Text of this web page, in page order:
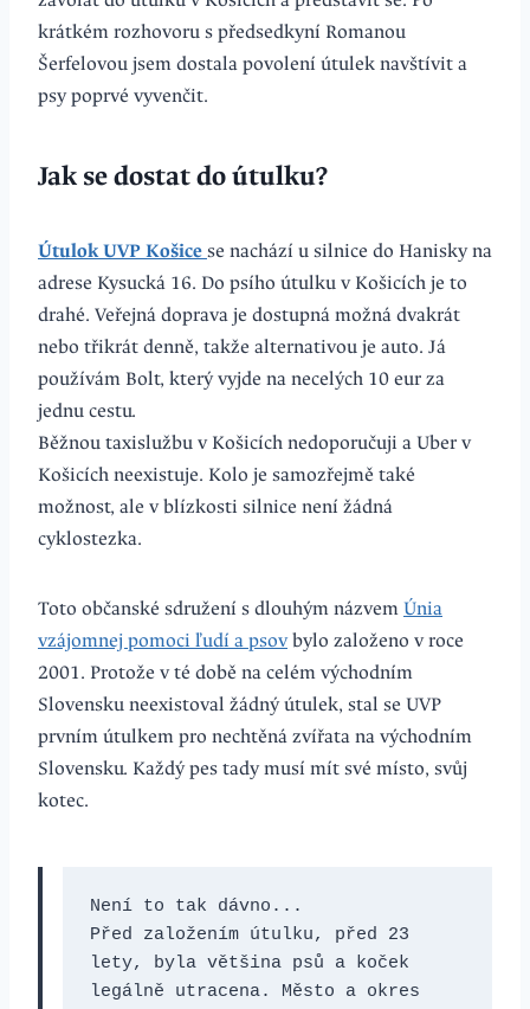
krátkém rozhovoru s předsedkyní Romanou
Šerfelovou jsem dostala povolení útulek navštívit a
psy poprvé vyvenčit.
Jak se dostat do útulku?
Útulok UVP Košice se nachází u silnice do Hanisky na
adrese Kysucká 16. Do psího útulku v Košicích je to
drahé. Veřejná doprava je dostupná možná dvakrát
nebo třikrát denně, takže alternativou je auto. Já
používám Bolt, který vyjde na necelých 10 eur za
jednu cestu.
Běžnou taxislužbu v Košicích nedoporučuji a Uber v
Košicích neexistuje. Kolo je samozřejmě také
možnost, ale v blízkosti silnice není žádná
cyklostezka.
Toto občanské sdružení s dlouhým názvem Únia
vzájomnej pomoci ľudí a psovbylo založeno v roce
2001. Protože v té době na celém východním
Slovensku neexistoval žádný útulek, stal se UVP
prvním útulkem pro nechtěná zvířata na východním
Slovensku. Každý pes tady musí mít své místo, svůj
kotec.
Není to tak dávno...
Před založením útulku, před 23
lety, byla většina psů a koček
legálně utracena. Město a okres